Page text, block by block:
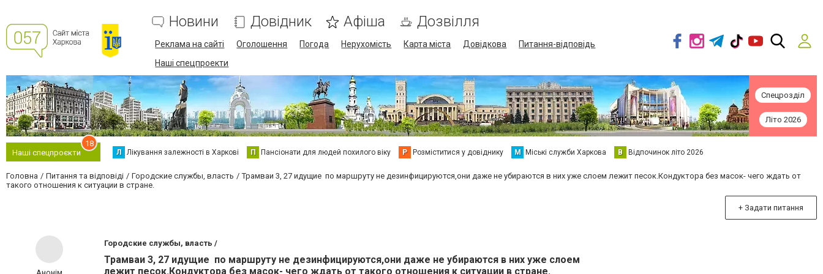
Новини Довідник Афіша Дозвілля
Реклама на сайті Оголошення Погода Нерухомість Карта міста Довідкова
Питання-відповідь
Наші спецпроекти
Спецрозділ
Літо 2026
Наші спецпроєкти
18
Л Лікування залежності в Харкові П Пансіонати для людей похилого віку Р Розміститися у довіднику М Міські служби Харкова В Відпочинок літо 2026
Головна Питання та відповіді Городские службы, власть
Трамваи 3, 27 идущие по маршруту не дезинфицируются,они даже не убираются в них уже слоем лежит песок.Кондуктора без масок- чего ждать от
такого отношения к ситуации в стране.
+ Задати питання
Городские службы, власть /
Трамваи 3, 27 идущие по маршруту не дезинфицируются,они даже не убираются в них уже слоем
лежит песок.Кондуктора без масок- чего ждать от такого отношения к ситуации в стране.